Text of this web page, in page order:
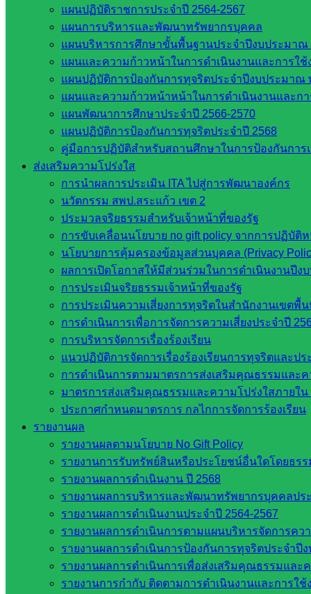
แผนปฏิบัติราชการประจำปี 2564-2567
แผนการบริหารและพัฒนาทรัพยากรบุคคล
แผนบริหารการศึกษาขั้นพื้นฐานประจำปีงบประมาณ
แผนและความก้าวหน้าในการดำเนินงานและการใ
แผนปฏิบัติการป้องกันการทุจริตประจำปีงบประมาณ
แผนและความก้าวหน้าหน้าในการดำเนินงานและก
แผนพัฒนาการศึกษาประจำปี 2566-2570
แผนปฏิบัติการป้องกันการทุจริตประจำปี 2568
คู่มือการปฏิบัติสำหรับสถานศึกษาในการป้องกันการ
ส่งเสริมความโปร่งใส
การนำผลการประเมิน ITA ไปสู่การพัฒนาองค์กร
นวัตกรรม สพป.สระแก้ว เขต 2
ประมวลจริยธรรมสำหรับเจ้าหน้าที่ของรัฐ
การขับเคลื่อนนโยบาย no gift policy จากการปฏิบั
นโยบายการคุ้มครองข้อมูลส่วนบุคคล (Privacy
ผลการเปิดโอกาสให้มีส่วนร่วมในการดำเนินงานปีง
การประเมินจริยธรรมเจ้าหน้าที่ของรัฐ
การประเมินความเสี่ยงการทุจริตในสำนักงานเขต
การดำเนินการเพื่อการจัดการความเสี่ยงประจำปี
การบริหารจัดการเรื่องร้องเรียน
แนวปฏิบัติการจัดการเรื่องร้องเรียนการทุจริตและป
การดำเนินการตามมาตรการส่งเสริมคุณธรรมและ
มาตรการส่งเสริมคุณธรรมและความโปร่งใสภายใน
ประกาศกำหนดมาตรการ กลไกการจัดการร้องเรียน
รายงานผล
รายงานผลตามนโยบาย No Gift Policy
รายงานการรับทรัพย์สินหรือประโยชน์อื่นใดโดยธรร
รายงานผลการดำเนินงาน ปี 2568
รายงานผลการบริหารและพัฒนาทรัพยากรบุคคลปร
รายงานผลการดำเนินงานประจำปี 2564-2567
รายงานผลการดำเนินการตามแผนบริหารจัดการค
รายงานผลการดำเนินการป้องกันการทุจริตประจำปี
รายงานผลการดำเนินการเพื่อส่งเสริมคุณธรรมแล
รายงานการกำกับ ติดตามการดำเนินงานและการใ
339
งานประชาสัมพันธ์ สพป.สก.2
หน่วยงาน
ที่เกี่ยวข้อง
กระทรวง
ศึกษาธิการ
กระทรวง
การ
อุดมศึกษา
สำนักงาน